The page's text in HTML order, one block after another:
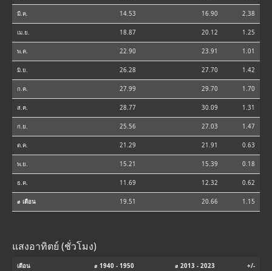
มี.ค. 14.53 16.90 2.38
เม.ย. 18.87 20.12 1.25
พ.ค. 22.90 23.91 1.01
มิ.ย. 26.28 27.70 1.42
ก.ค. 27.99 29.70 1.70
ส.ค. 28.77 30.09 1.31
ก.ย. 25.56 27.03 1.47
ต.ค. 21.29 21.91 0.63
พ.ย. 15.21 15.39 0.18
ธ.ค. 11.69 12.32 0.62
⌀ เดือน 19.51 20.66 1.15
แสงอาทิตย์ (ชั่วโมง)
เดือน ⌀ 1940 - 1950 ⌀ 2013 - 2023 +/-